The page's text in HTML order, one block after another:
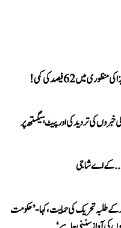
میں 62 فیصد کی کمی!
کی تردید کی اور پیٹ ہیگستھ پر
اے شاجی
کے طلبہ تحریک کی حمایت، کہا- ’حکومت